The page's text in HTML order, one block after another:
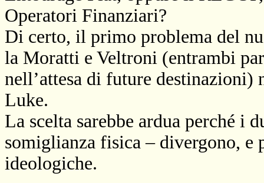
Operatori Finanziari?
Di certo, il primo problema del
la Moratti e Veltroni (entrambi
nell’attesa di future
Luke.
La scelta sarebbe ardua perché i
somiglianza fisica – divergono, e
ideologiche.